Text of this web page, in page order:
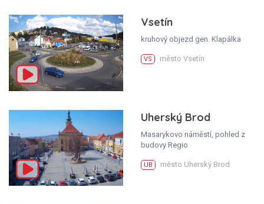
Vsetín
kruhový objezd gen. Klapálka
VS město Vsetín
Uherský Brod
Masarykovo náměstí, pohled z
budovy Regio
UB město Uherský Brod